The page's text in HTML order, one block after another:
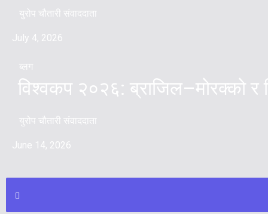
युरोप चौतारी संवाददाता
July 4, 2026
ब्लग
विश्वकप २०२६: ब्राजिल–मोरक्को
युरोप चौतारी संवाददाता
June 14, 2026